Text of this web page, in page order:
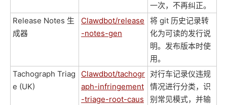
一次，不再纠正。
Release Notes 生
成器
Clawdbot/release
-notes-gen
将 git 历史记录转
化为可读的发行说
明。发布版本时使
用。
Tachograph Triag
e (UK)
Clawdbot/tachogr
aph-infringement
-triage-root-caus
对行车记录仪违规
情况进行分类，识
别常见模式，并输